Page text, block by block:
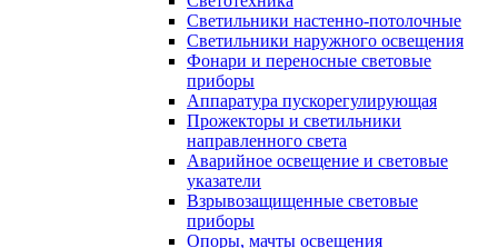
Светильники настенно-потолочные
Светильники наружного освещения
Фонари и переносные световые
приборы
Аппаратура пускорегулирующая
Прожекторы и светильники
направленного света
Аварийное освещение и световые
указатели
Взрывозащищенные световые
приборы
Опоры, мачты освещения